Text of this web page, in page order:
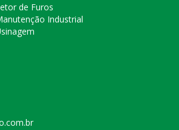
de Furos
Industrial